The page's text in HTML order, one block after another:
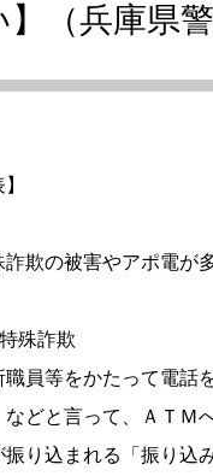
】（兵庫
欺の被害やアポ電が
殊詐欺
をかたって電話を
と言って、ＡＴＭへ
込まれる「振り込み